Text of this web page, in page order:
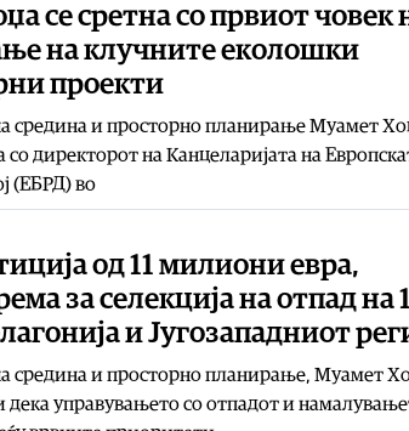
се сретна со првиот човек
на клучните еколошки
проекти
средина и просторно планирање Муамет
со директорот на Канцеларијата на
(ЕБРД) во
од 11 милиони евра,
за селекција на отпад на
и Југозападниот
средина и просторно планирање, Муамет
дека управувањето со отпадот и